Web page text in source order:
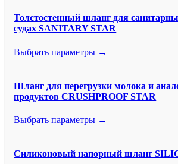
Толстостенный шланг для
судах SANITARY STAR
Выбрать параметры →
Шланг для перегрузки молока и
продуктов CRUSHPROOF STAR
Выбрать параметры →
Силиконовый напорный шланг